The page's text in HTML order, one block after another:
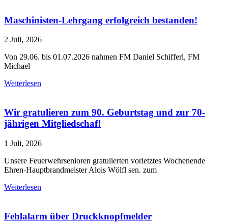
Maschinisten-Lehrgang erfolgreich bestanden!
2 Juli, 2026
Von 29.06. bis 01.07.2026 nahmen FM Daniel Schifferl, FM
Michael
Weiterlesen
Wir gratulieren zum 90. Geburtstag und zur 70-
jährigen Mitgliedschaf!
1 Juli, 2026
Unsere Feuerwehrsenioren gratulierten vorletztes Wochenende
Ehren-Hauptbrandmeister Alois Wölfl sen. zum
Weiterlesen
Fehlalarm über Druckknopfmelder